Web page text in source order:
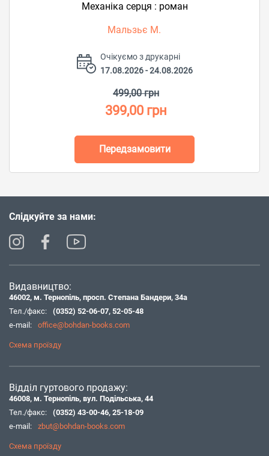
Механіка серця : роман
Мальзьє М.
Очікуємо з друкарні
17.08.2026 - 24.08.2026
499,00 грн
399,00 грн
Передзамовити
Слідкуйте за нами:
Видавництво:
46002, м. Тернопіль, просп. Степана Бандери, 34а
Тел./факс:
(0352) 52-06-07, 52-05-48
e-mail:
office@bohdan-books.com
Схема проїзду
Відділ гуртового продажу:
46008, м. Тернопіль, вул. Подільська, 44
Тел./факс:
(0352) 43-00-46, 25-18-09
e-mail:
zbut@bohdan-books.com
Схема проїзду